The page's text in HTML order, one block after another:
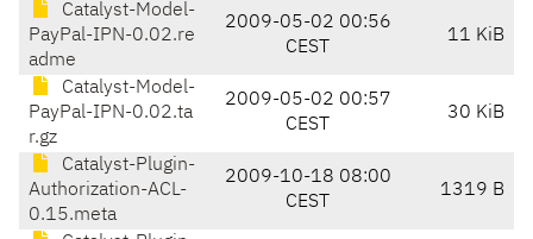
Catalyst-Model-
PayPal-IPN-0.02.re
adme
2009-05-02 00:56
CEST
11 KiB
Catalyst-Model-
PayPal-IPN-0.02.ta
r.gz
2009-05-02 00:57
CEST
30 KiB
Catalyst-Plugin-
Authorization-ACL-
0.15.meta
2009-10-18 08:00
CEST
1319 B